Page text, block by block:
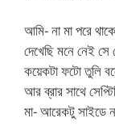
আমি- না মা পরে
দেখেছি মনে নেই সে
কয়েকটা ফটো তুলি
আর ব্রার সাথে
মা- আরেকটু সাইডে